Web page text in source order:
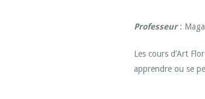
Professeur:
Les cours d’Art
apprendre ou se